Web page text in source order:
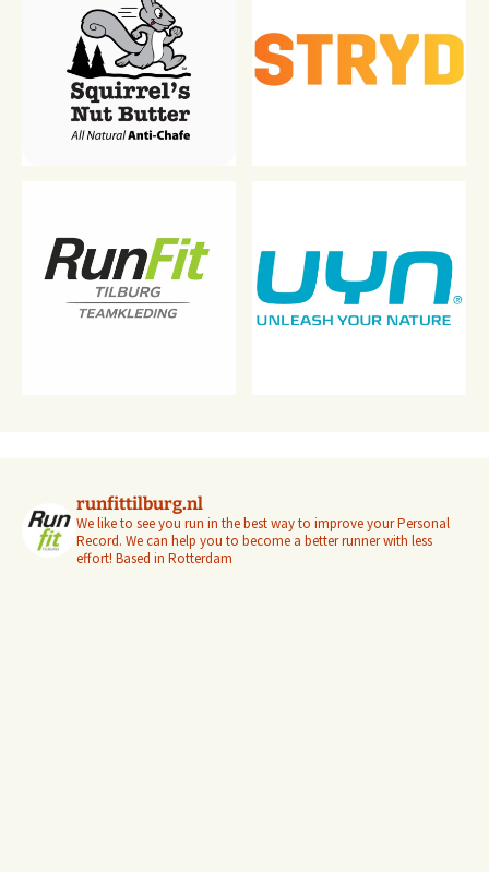
runfittilburg.nl
We like to see you run in the best way to improve your Personal
Record. We can help you to become a better runner with less
effort! Based in Rotterdam